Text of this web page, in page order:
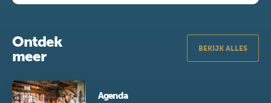
Ontdek
meer
BEKIJK ALLES
Agenda